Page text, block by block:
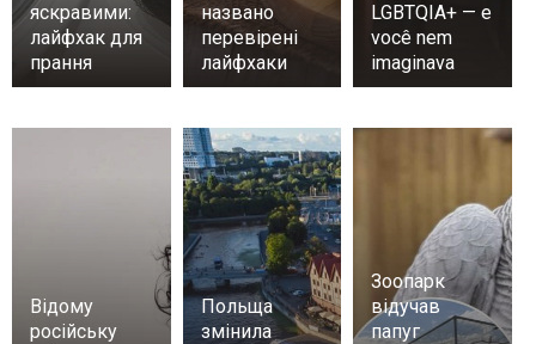
яскравими:
лайфхак для
прання
названо
перевірені
лайфхаки
LGBTQIA+ — e
você nem
imaginava
Відому
російську
Польща
змінила
Зоопарк
відучав
папуг